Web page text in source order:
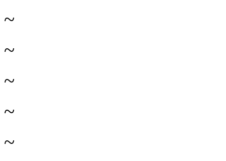
~
~
~
~
~